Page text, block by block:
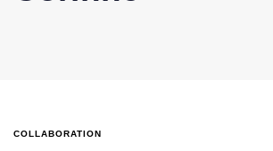
COLLABORATION